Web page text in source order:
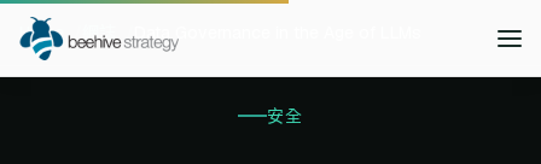
Home 網誌 Data Governance in the Age of LLMs
安全